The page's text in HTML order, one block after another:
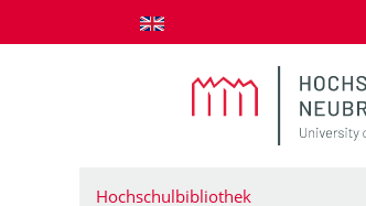
zum Inhalt springen
Hochschulbibliothek